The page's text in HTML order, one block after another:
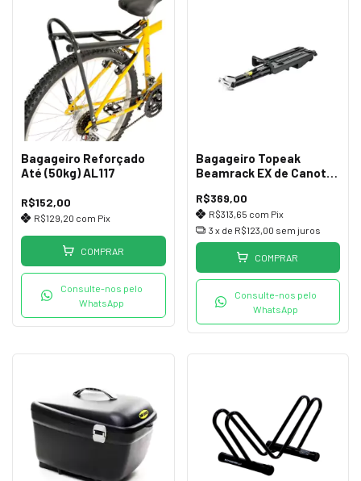
Bagageiro Reforçado
Até (50kg) AL117
R$152,00
R$129,20 com Pix
COMPRAR
Consulte-nos pelo
WhatsApp
Bagageiro Topeak
Beamrack EX de Canote
R$369,00
R$313,65 com Pix
3 x de R$123,00 sem juros
COMPRAR
Consulte-nos pelo
WhatsApp